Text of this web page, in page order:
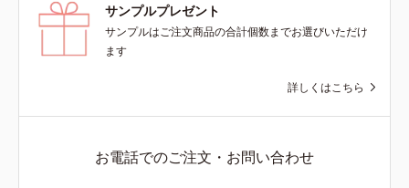
サンプルプレゼント
サンプルはご注文商品の合計個数までお選びいただけ
ます
詳しくはこちら
お電話でのご注文・お問い合わせ